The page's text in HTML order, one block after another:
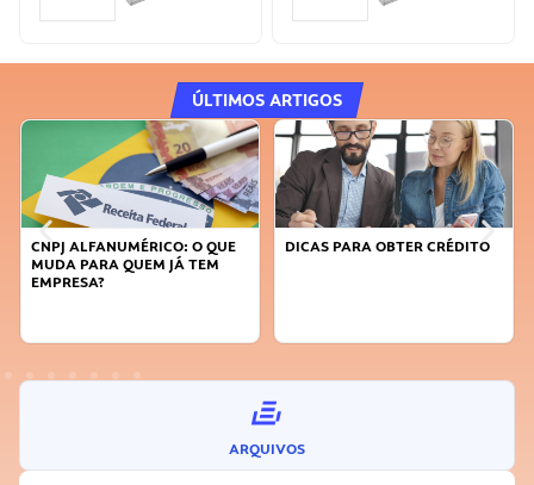
ÚLTIMOS ARTIGOS
O QUE
QUEM JÁ TEM
DICAS PARA OBTER CRÉDITO
FAÇA A
ARQUIVOS